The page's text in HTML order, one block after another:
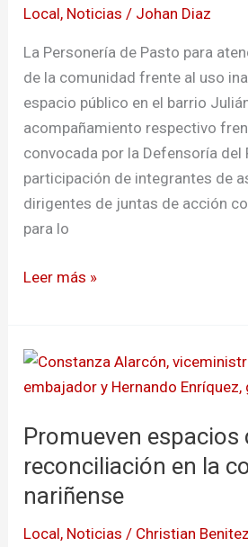
Local, Noticias / Johan Diaz
La Personería de Pasto para
de la comunidad frente al uso
espacio público en el barrio
acompañamiento respectivo
convocada por la Defensoría del
participación de integrantes de
dirigentes de juntas de acción
para lo
en
Pasto
Leer más »
Promueven espacios
reconciliación en la
nariñense
Local, Noticias / Christian Benitez
Promueven
espacios
reconciliación
en
nariñense